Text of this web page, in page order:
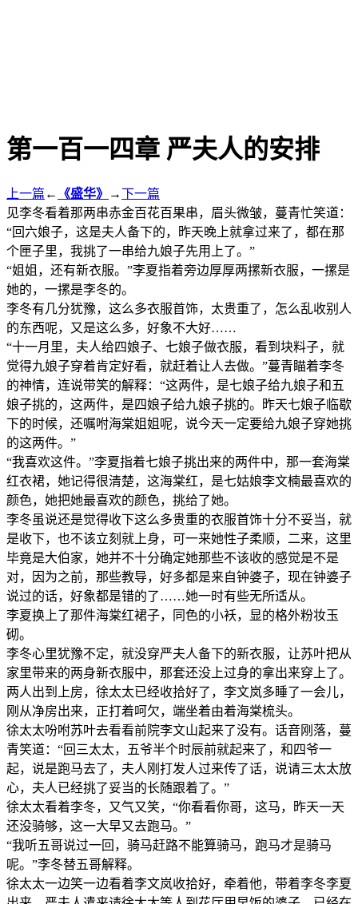
第一百一四章 严夫人的安排
上一篇 ← 《盛华》 →下一篇
见李冬看着那两串赤金百花百果串，眉头微皱，蔓青忙笑道：
“回六娘子，这是夫人备下的，昨天晚上就拿过来了，都在那
个匣子里，我挑了一串给九娘子先用上了。”
“姐姐，还有新衣服。”李夏指着旁边厚厚两摞新衣服，一摞是
她的，一摞是李冬的。
李冬有几分犹豫，这么多衣服首饰，太贵重了，怎么乱收别人
的东西呢，又是这么多，好象不大好……
“十一月里，夫人给四娘子、七娘子做衣服，看到块料子，就
觉得九娘子穿着肯定好看，就赶着让人去做。”蔓青瞄着李冬
的神情，连说带笑的解释：“这两件，是七娘子给九娘子和五
娘子挑的，这两件，是四娘子给九娘子挑的。昨天七娘子临歇
下的时候，还嘱咐海棠姐姐呢，说今天一定要给九娘子穿她挑
的这两件。”
“我喜欢这件。”李夏指着七娘子挑出来的两件中，那一套海棠
红衣裙，她记得很清楚，这海棠红，是七姑娘李文楠最喜欢的
颜色，她把她最喜欢的颜色，挑给了她。
李冬虽说还是觉得收下这么多贵重的衣服首饰十分不妥当，就
是收下，也不该立刻就上身，可一来她性子柔顺，二来，这里
毕竟是大伯家，她并不十分确定她那些不该收的感觉是不是
对，因为之前，那些教导，好多都是来自钟婆子，现在钟婆子
说过的话，好象都是错的了……她一时有些无所适从。
李夏换上了那件海棠红裙子，同色的小袄，显的格外粉妆玉
砌。
李冬心里犹豫不定，就没穿严夫人备下的新衣服，让苏叶把从
家里带来的两身新衣服中，那套还没上过身的拿出来穿上了。
两人出到上房，徐太太已经收拾好了，李文岚多睡了一会儿，
刚从净房出来，正打着呵欠，端坐着由着海棠梳头。
徐太太吩咐苏叶去看看前院李文山起来了没有。话音刚落，蔓
青笑道：“回三太太，五爷半个时辰前就起来了，和四爷一
起，说是跑马去了，夫人刚打发人过来传了话，说请三太太放
心，夫人已经挑了妥当的长随跟着了。”
徐太太看着李冬，又气又笑，“你看看你哥，这马，昨天一天
还没骑够，这一大早又去跑马。”
“我听五哥说过一回，骑马赶路不能算骑马，跑马才是骑马
呢。”李冬替五哥解释。
徐太太一边笑一边看着李文岚收拾好，牵着他，带着李冬李夏